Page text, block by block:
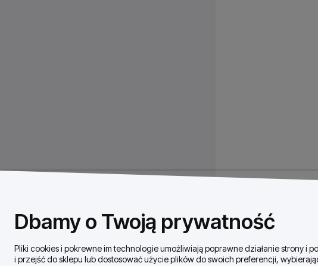
Dbamy o Twoją prywatność
Pliki cookies i pokrewne im technologie umożliwiają poprawne działanie strony
i przejść do sklepu lub dostosować użycie plików do swoich preferencji,